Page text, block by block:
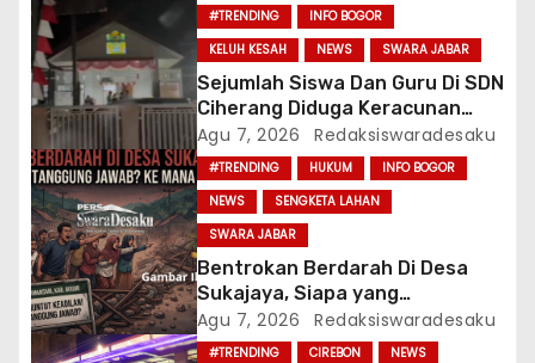
o
s
#TRENDING
INFO BOGOR
KELUH KESAH
NEWS SWARA JABAR
Sejumlah Siswa Dan Guru Di SDN
Ciherang Diduga Keracunan
Usai Menyantap Menu Program
MBG, Puluhan Korban Dirawat Di
Puskesmas
Agu 7, 2026 Redaksiswaradesaku
#TRENDING HUKUM
INFO BOGOR
NEWS
SENGKETA LAHAN
SWARA JABAR
Bentrokan Berdarah Di Desa
Sukajaya, Siapa yang
Bertanggung Jawab? Ke Mana
APH?
Agu 7, 2026 Redaksiswaradesaku
#TRENDING CIREBON
NEWS